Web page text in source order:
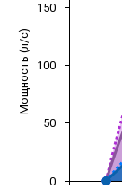
Мощность (л/с)
0
50
100
150